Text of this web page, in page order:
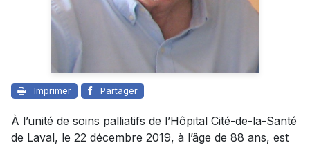
Imprimer Partager
À l’unité de soins palliatifs de l’Hôpital Cité-de-la-Santé
de Laval, le 22 décembre 2019, à l’âge de 88 ans, est